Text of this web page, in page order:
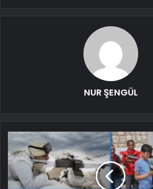
NUR ŞENGÜL